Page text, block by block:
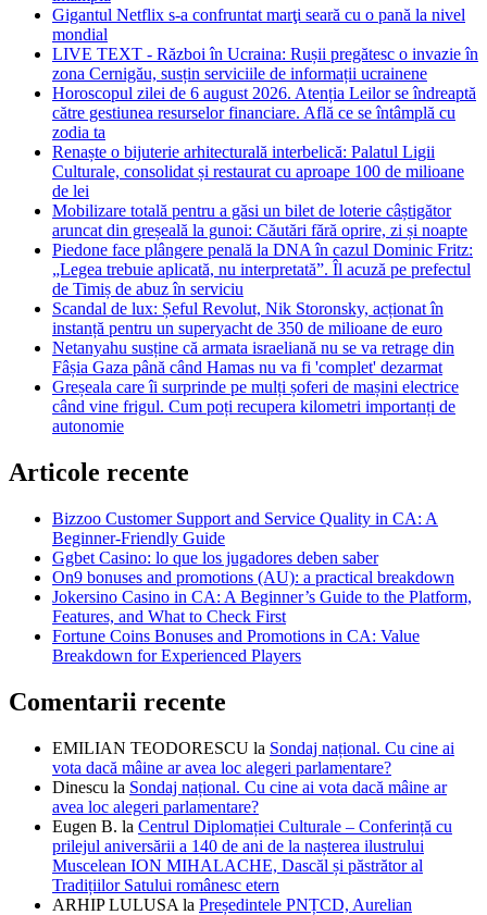
Gigantul Netflix s-a confruntat marţi seară cu o pană la nivel
mondial
LIVE TEXT - Război în Ucraina: Rușii pregătesc o invazie în
zona Cernigău, susțin serviciile de informații ucrainene
Horoscopul zilei de 6 august 2026. Atenția Leilor se îndreaptă
către gestiunea resurselor financiare. Află ce se întâmplă cu
zodia ta
Renaște o bijuterie arhitecturală interbelică: Palatul Ligii
Culturale, consolidat și restaurat cu aproape 100 de milioane
de lei
Mobilizare totală pentru a găsi un bilet de loterie câștigător
aruncat din greșeală la gunoi: Căutări fără oprire, zi și noapte
Piedone face plângere penală la DNA în cazul Dominic Fritz:
„Legea trebuie aplicată, nu interpretată”. Îl acuză pe prefectul
de Timiș de abuz în serviciu
Scandal de lux: Șeful Revolut, Nik Storonsky, acționat în
instanță pentru un superyacht de 350 de milioane de euro
Netanyahu susține că armata israeliană nu se va retrage din
Fâșia Gaza până când Hamas nu va fi 'complet' dezarmat
Greșeala care îi surprinde pe mulți șoferi de mașini electrice
când vine frigul. Cum poți recupera kilometri importanți de
autonomie
Articole recente
Bizzoo Customer Support and Service Quality in CA: A
Beginner-Friendly Guide
Ggbet Casino: lo que los jugadores deben saber
On9 bonuses and promotions (AU): a practical breakdown
Jokersino Casino in CA: A Beginner’s Guide to the Platform,
Features, and What to Check First
Fortune Coins Bonuses and Promotions in CA: Value
Breakdown for Experienced Players
Comentarii recente
EMILIAN TEODORESCU la Sondaj național. Cu cine ai
vota dacă mâine ar avea loc alegeri parlamentare?
Dinescu la Sondaj național. Cu cine ai vota dacă mâine ar
avea loc alegeri parlamentare?
Eugen B. la Centrul Diplomației Culturale – Conferință cu
prilejul aniversării a 140 de ani de la nașterea ilustrului
Muscelean ION MIHALACHE, Dascăl și păstrător al
Tradițiilor Satului românesc etern
ARHIP LULUSA la Președintele PNȚCD, Aurelian